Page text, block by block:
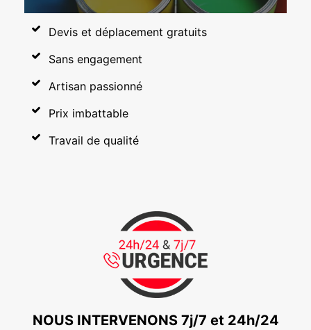
Devis et déplacement gratuits
Sans engagement
Artisan passionné
Prix imbattable
Travail de qualité
NOUS INTERVENONS 7j/7 et 24h/24